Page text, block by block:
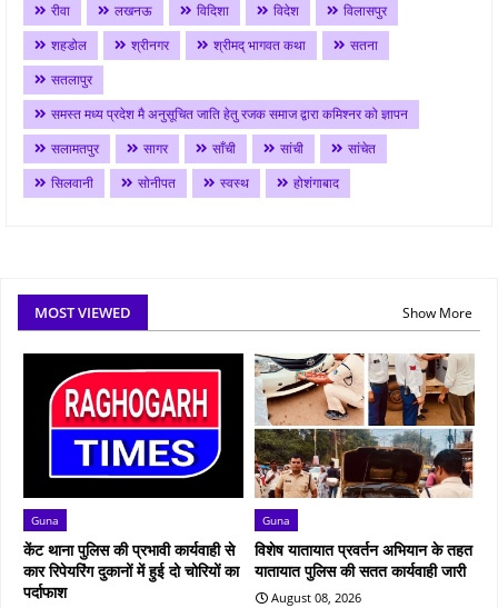
रीवा
लखनऊ विदिशा विदेश
विलासपुर
शहडोल
श्रीनगर श्रीमद् भागवत कथा
सतना
सतलापुर
समस्त मध्य प्रदेश मै अनुसूचित जाति हेतु रजक समाज द्वारा कमिश्नर को ज्ञापन
सलामतपुर
सागर साँची सांची
सांचेत
सिलवानी
सोनीपत स्वस्थ होशंगाबाद
MOST VIEWED Show More
Guna
केंट थाना पुलिस की प्रभावी कार्यवाही से
कार रिपेयरिंग दुकानों में हुई दो चोरियों का
पर्दाफाश
Guna
विशेष यातायात प्रवर्तन अभियान के तहत
यातायात पुलिस की सतत कार्यवाही जारी
August 08, 2026